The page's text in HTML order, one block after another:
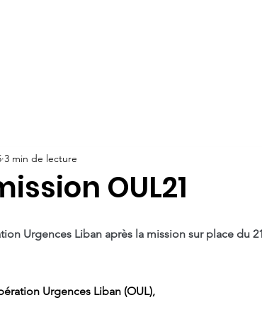
OUL21
3 min de lecture
Urgences Liban après la mission sur place du
Urgences Liban (OUL),